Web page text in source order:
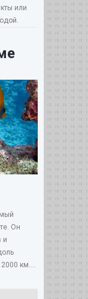
или
Он
и
км....